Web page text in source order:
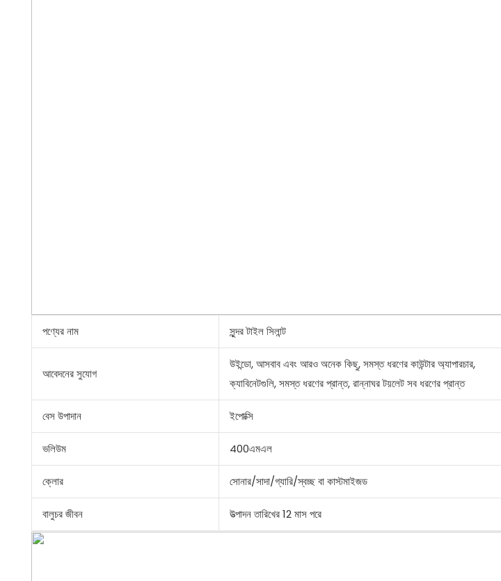
পণ্যের নাম সুন্দর টাইল সিলান্ট
আবেদনের সুযোগ
উইন্ডো, আসবাব এবং আরও অনেক কিছু, সমস্ত ধরণের কাউন্টার অ্যাপারচার,
ক্যাবিনেটগুলি, সমস্ত ধরণের প্রান্ত, রান্নাঘর টয়লেট সব ধরণের প্রান্ত
বেস উপাদান ইপোক্সি
ভলিউম 400এমএল
ক্লোর সোনার/সাদা/গ্যারি/স্বচ্ছ বা কাস্টমাইজড
বালুচর জীবন উত্পাদন তারিখের 12 মাস পরে